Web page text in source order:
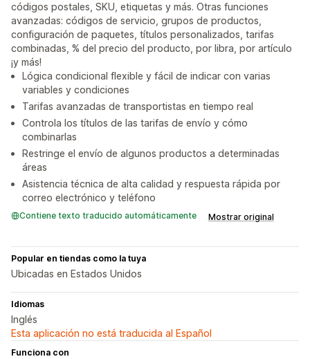
códigos postales, SKU, etiquetas y más. Otras funciones
avanzadas: códigos de servicio, grupos de productos,
configuración de paquetes, títulos personalizados, tarifas
combinadas, % del precio del producto, por libra, por artículo
¡y más!
Lógica condicional flexible y fácil de indicar con varias
variables y condiciones
Tarifas avanzadas de transportistas en tiempo real
Controla los títulos de las tarifas de envío y cómo
combinarlas
Restringe el envío de algunos productos a determinadas
áreas
Asistencia técnica de alta calidad y respuesta rápida por
correo electrónico y teléfono
Contiene texto traducido automáticamente Mostrar original
Popular en tiendas como la tuya
Ubicadas en Estados Unidos
Idiomas
Inglés
Esta aplicación no está traducida al Español
Funciona con